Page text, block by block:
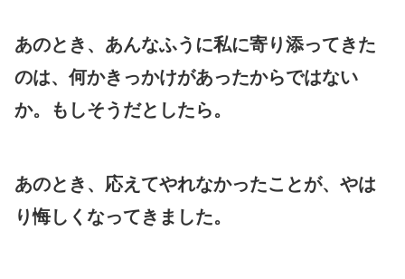
あのとき、あんなふうに私に寄り添ってきた
のは、何かきっかけがあったからではない
か。もしそうだとしたら。
あのとき、応えてやれなかったことが、やは
り悔しくなってきました。